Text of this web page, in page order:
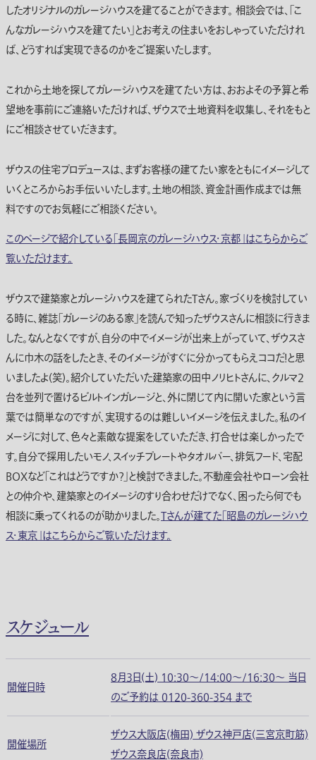
したオリジナルのガレージハウスを建てることができます。 相談会では、「こ
んなガレージハウスを建てたい」とお考えの住まいをおしゃっていただけれ
ば、どうすれば実現できるのかをご提案いたします。
これから土地を探してガレージハウスを建てたい方は、おおよその予算と希
望地を事前にご連絡いただければ、ザウスで土地資料を収集し、それをもと
にご相談させていだきます。
ザウスの住宅プロデュースは、まずお客様の建てたい家をともにイメージして
いくところからお手伝いいたします。土地の相談、資金計画作成までは無
料ですのでお気軽にご相談ください。
このページで紹介している「長岡京のガレージハウス・京都」はこちらからご
覧いただけます。
ザウスで建築家とガレージハウスを建てられたTさん。家づくりを検討してい
る時に、雑誌「ガレージのある家」を読んで知ったザウスさんに相談に行きま
した。なんとなくですが、自分の中でイメージが出来上がっていて、ザウスさ
んに巾木の話をしたとき、そのイメージがすぐに分かってもらえココだ！と思
いましたよ(笑)。紹介していただいた建築家の田中ノリヒトさんに、クルマ2
台を並列で置けるビルトインガレージと、外に閉じて内に開いた家という言
葉では簡単なのですが、実現するのは難しいイメージを伝えました。私のイ
メージに対して、色々と素敵な提案をしていただき、打合せは楽しかったで
す。自分で採用したいモノ、スイッチプレートやタオルバー、排気フード、宅配
BOXなど「これはどうですか？」と検討できました。不動産会社やローン会社
との仲介や、建築家とのイメージのすり合わせだけでなく、困ったら何でも
相談に乗ってくれるのが助かりました。Tさんが建てた「昭島のガレージハウ
ス・東京」はこちらからご覧いただけます。
スケジュール
開催日時
8月3日(土) 10:30〜/14:00〜/16:30〜 当日
のご予約は 0120-360-354 まで
開催場所
ザウス大阪店(梅田) ザウス神戸店(三宮京町筋)
ザウス奈良店(奈良市)